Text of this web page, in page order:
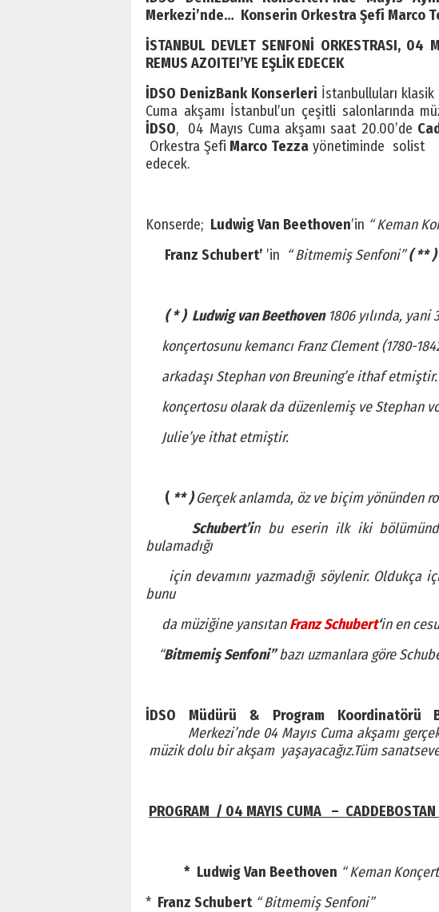
Merkezi’nde… Konserin Orkestra Şefi Marco
İSTANBUL DEVLET SENFONİ ORKESTRASI, 04
REMUS AZOITEI’YE EŞLİK
İDSO DenizBank Konserleri İstanbulluları
Cuma akşamı İstanbul’un çeşitli salonlarında
İDSO, 04 Mayıs Cuma akşamı saat 20.00’de
Orkestra Şefi Marco Tezza yönetiminde
edecek.
Konserde; Ludwig Van Beethoven’in “ Keman
Franz Schubert’ ’in “ Bitmemiş Senfoni”( ** )
(* ) Ludwig van Beethoven1806 yılında, yani
konçertosunu kemancı Franz Clement (1780-
arkadaşı Stephan von Breuning’e ithaf etmiştir.
konçertosu olarak da düzenlemiş ve Stephan
Julie’ye ithat etmiştir.
( ** )Gerçek anlamda, öz ve biçim yönünden
Schubert’in bu eserin ilk iki
bulamadığı
için devamını yazmadığı söylenir. Oldukça
bunu
da müziğine yansıtanFranz Schubert‘in en
“Bitmemiş Senfoni”bazı uzmanlara göre
İDSO Müdürü & Program Koordinatörü
Merkezi’nde 04 Mayıs Cuma akşamı
müzik dolu bir akşam yaşayacağız.Tüm
PROGRAM / 04 MAYIS CUMA –
* Ludwig Van Beethoven “ Keman
* Franz Schubert “ Bitmemiş Senfoni”